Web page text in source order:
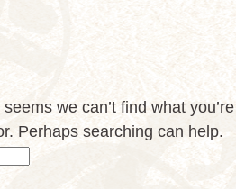
seems we can’t find what
Perhaps searching can help.